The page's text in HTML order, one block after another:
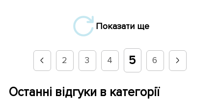
Показати ще
2 3 4 5 6
Останні відгуки в категорії